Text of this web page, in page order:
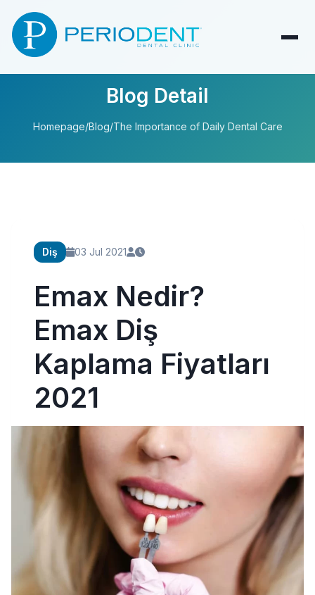
Blog Detail
Homepage/Blog/The Importance of Daily Dental Care
Diş 03 Jul 2021
Emax Nedir?
Emax Diş
Kaplama Fiyatları
2021